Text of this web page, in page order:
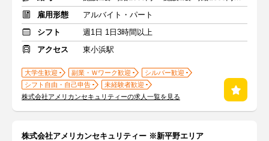
雇用形態
アルバイト・パート
シフト
週1日 1日3時間以上
アクセス
東小浜駅
大学生歓迎 副業・Ｗワーク歓迎
シルバー歓迎
シフト自由・自己申告
未経験者歓迎
株式会社アメリカンセキュリティーの求人一覧を見る
株式会社アメリカンセキュリティー ※新平野エリア